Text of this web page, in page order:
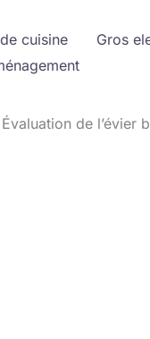
cuisine Gros
Évaluation de l’évier